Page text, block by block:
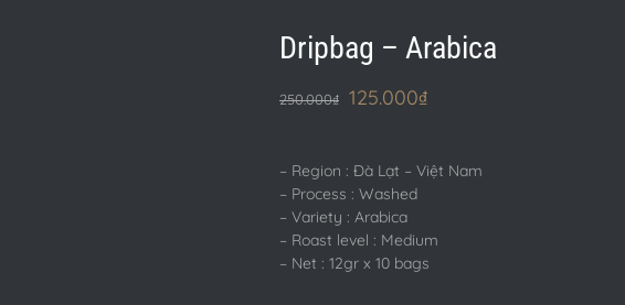
Dripbag – Arabica
250.000₫ 125.000₫
– Region : Đà Lạt – Việt Nam
– Process : Washed
– Variety : Arabica
– Roast level : Medium
– Net : 12gr x 10 bags